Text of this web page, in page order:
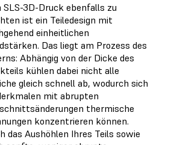
SLS-3D-Druck ebenfalls zu
ist ein Teiledesign mit
einheitlichen
Das liegt am Prozess des
Abhängig von der Dicke des
kühlen dabei nicht alle
gleich schnell ab, wodurch sich
mit abrupten
thermische
konzentrieren können.
das Aushöhlen Ihres Teils sowie